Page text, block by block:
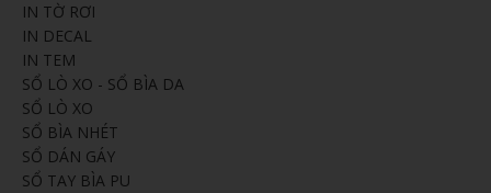
IN TỜ RƠI
IN DECAL
IN TEM
SỔ LÒ XO - SỔ BÌA DA
SỔ LÒ XO
SỔ BÌA NHÉT
SỔ DÁN GÁY
SỔ TAY BÌA PU